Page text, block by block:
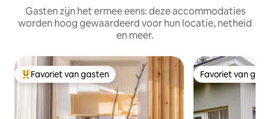
Gasten zijn het ermee eens: deze accommodaties
worden hoog gewaardeerd voor hun locatie, netheid
en meer.
Topfavoriet van gasten
Favoriet van gasten Favoriet van
Favoriet van